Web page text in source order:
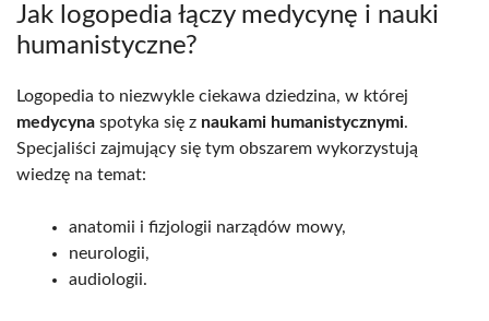
Jak logopedia łączy medycynę i nauki
humanistyczne?
Logopedia to niezwykle ciekawa dziedzina, w której
medycyna spotyka się z naukami humanistycznymi.
Specjaliści zajmujący się tym obszarem wykorzystują
wiedzę na temat:
anatomii i fizjologii narządów mowy,
neurologii,
audiologii.